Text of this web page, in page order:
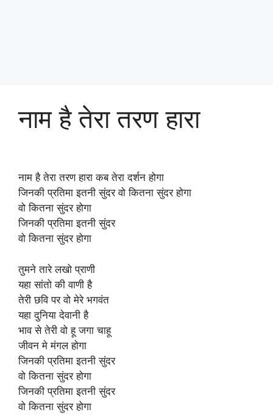
नाम है तेरा तरण हारा
नाम है तेरा तरण हारा कब तेरा दर्शन होगा
जिनकी प्रतिमा इतनी सुंदर वो कितना सुंदर होगा
वो कितना सुंदर होगा
जिनकी प्रतिमा इतनी सुंदर
वो कितना सुंदर होगा
तुमने तारे लखो प्राणी
यहा सांतो की वाणी है
तेरी छवि पर वो मेरे भगवंत
यहा दुनिया देवानी है
भाव से तेरी वो हू जगा चाहू
जीवन मे मंगल होगा
जिनकी प्रतिमा इतनी सुंदर
वो कितना सुंदर होगा
जिनकी प्रतिमा इतनी सुंदर
वो कितना सुंदर होगा